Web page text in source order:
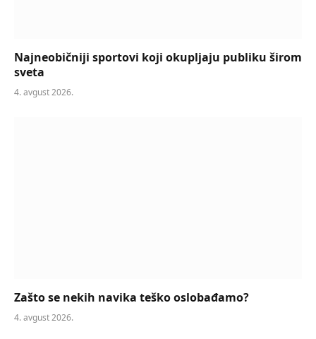
Najneobičniji sportovi koji okupljaju publiku širom
sveta
4. avgust 2026.
Zašto se nekih navika teško oslobađamo?
4. avgust 2026.